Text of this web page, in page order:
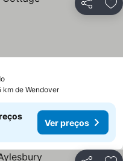
Partilhar
km de Wendover
Ver preços